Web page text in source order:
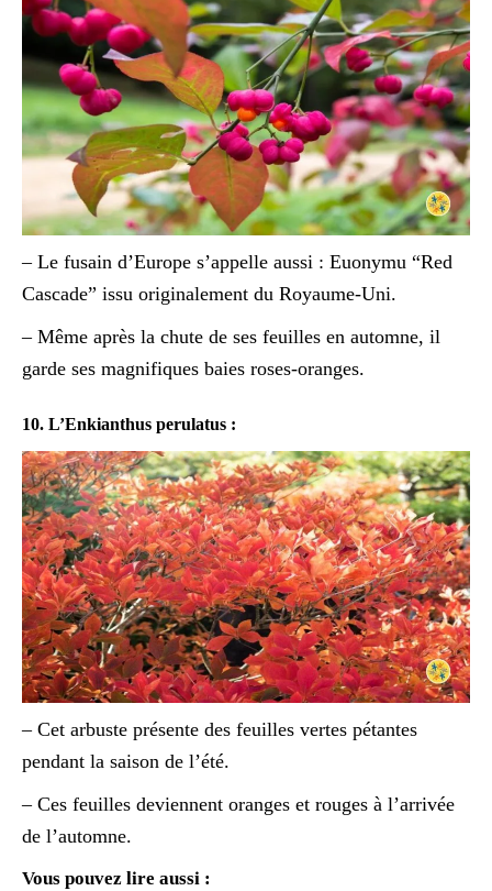
– Le fusain d’Europe s’appelle aussi : Euonymu “Red
Cascade” issu originalement du Royaume-Uni.
– Même après la chute de ses feuilles en automne, il
garde ses magnifiques baies roses-oranges.
10. L’Enkianthus perulatus :
– Cet arbuste présente des feuilles vertes pétantes
pendant la saison de l’été.
– Ces feuilles deviennent oranges et rouges à l’arrivée
de l’automne.
Vous pouvez lire aussi :